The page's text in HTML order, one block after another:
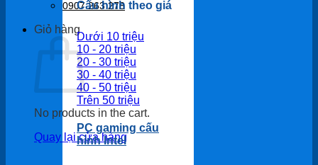
0907 263 278
Giỏ hàng
No products in the cart.
Quay lại cửa hàng
Cấu hình theo giá
Dưới 10 triệu
10 - 20 triệu
20 - 30 triệu
30 - 40 triệu
40 - 50 triệu
Trên 50 triệu
PC gaming cấu
hình Intel